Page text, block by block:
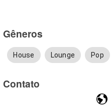
Gêneros
House Lounge Pop
Contato